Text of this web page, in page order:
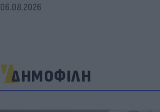
06.08.2026
ΔΗΜΟΦΙΛΗ